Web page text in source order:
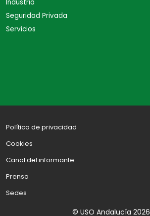
Industria
Seguridad Privada
Servicios
Política de privacidad
Cookies
Canal del informante
Prensa
Sedes
© USO Andalucía 2026